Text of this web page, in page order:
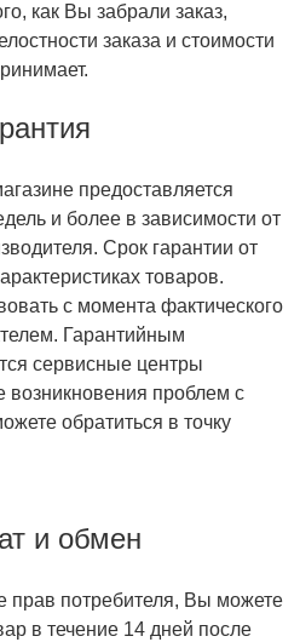
как Вы забрали заказ,
заказа и стоимости
предоставляется
и более в зависимости от
Срок гарантии от
товаров.
с момента фактического
Гарантийным
сервисные центры
возникновения проблем с
обратиться в точку
и обмен
прав потребителя, Вы можете
в течение 14 дней после